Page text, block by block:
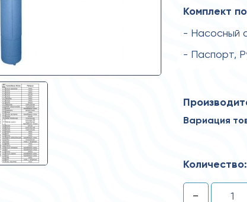
Комплект
- Насосный
- Паспорт,
Вариация
Количество:
-